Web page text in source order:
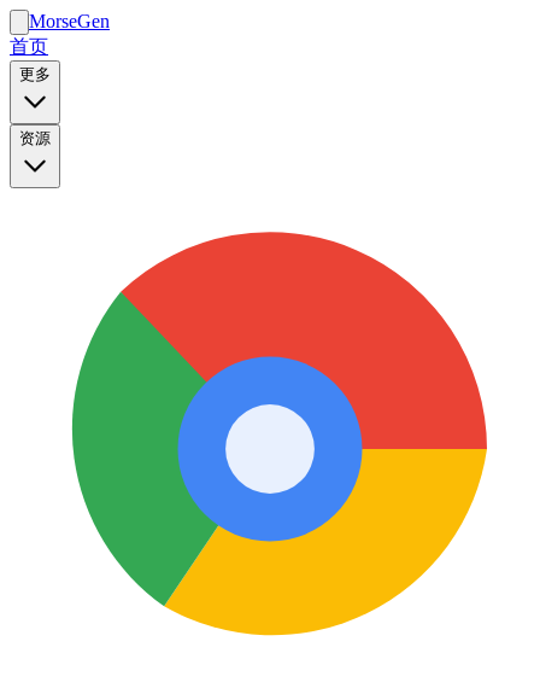
MorseGen
首页
更多
资源